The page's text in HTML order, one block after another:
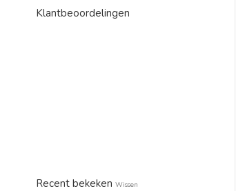
Klantbeoordelingen
Recent bekeken Wissen